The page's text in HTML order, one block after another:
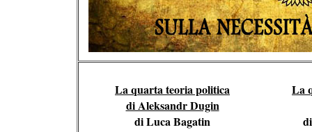
La quarta teoria politica
di Aleksandr Dugin
di Luca Bagatin
La